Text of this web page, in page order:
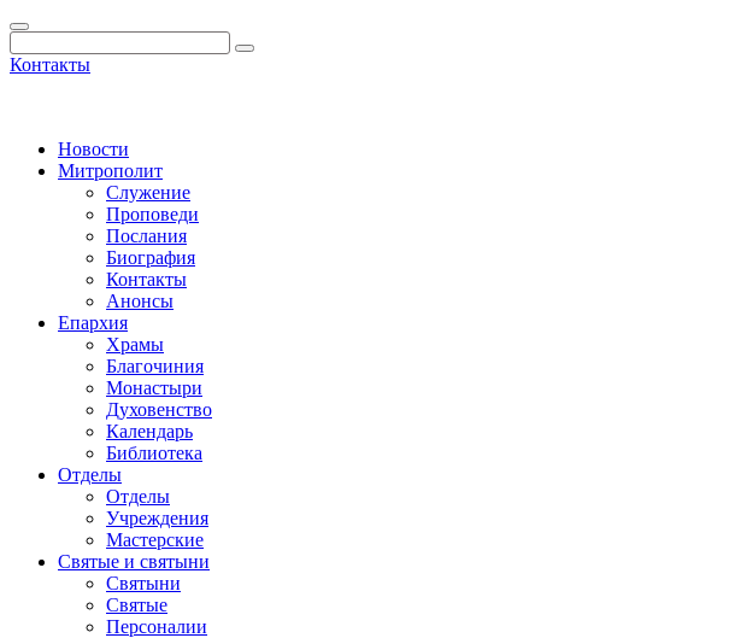
Контакты
Новости
Митрополит
Служение
Проповеди
Послания
Биография
Контакты
Анонсы
Епархия
Храмы
Благочиния
Монастыри
Духовенство
Календарь
Библиотека
Отделы
Отделы
Учреждения
Мастерские
Святые и святыни
Cвятыни
Cвятые
Персоналии